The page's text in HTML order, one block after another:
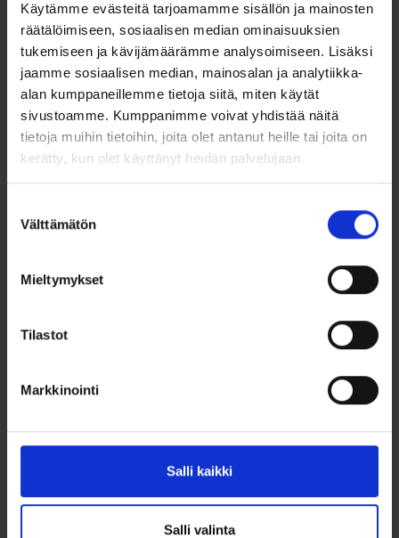
Käytämme evästeitä tarjoamamme sisällön ja mainosten
räätälöimiseen, sosiaalisen median ominaisuuksien
tukemiseen ja kävijämäärämme analysoimiseen. Lisäksi
jaamme sosiaalisen median, mainosalan ja analytiikka-
alan kumppaneillemme tietoja siitä, miten käytät
sivustoamme. Kumppanimme voivat yhdistää näitä
tietoja muihin tietoihin, joita olet antanut heille tai joita on
kerätty, kun olet käyttänyt heidän palvelujaan.
valinta
Välttämätön
Mieltymykset
Tilastot
Markkinointi
Salli kaikki
Salli valinta
zirkoneilla
Nämä elegantit kultaiset saranarenkaat zirkoneilla yhdistävät
klassisen muotoilun ja modernin säihkeen. Korvakorut on
valmistettu 14 karaatin keltakullasta (585/1000), ja niiden
pintaa koristavat kirkkaat synteettiset zirkonit, jotka on
istutettu näyttävästi tynnyri-istutuksella. Helppokäyttöinen
saranalukko tekee pukemisesta ja riisumisesta vaivatonta, ja
pieni koko tekee niistä täydellisen valinnan sekä arkeen että
Kivet: Synteettiset kirkkaat zirkonit
Leveys: 1,5 mm
lahjaksi tai omaan käyttöön.